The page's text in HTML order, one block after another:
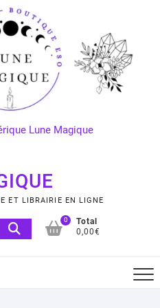
Lune Magique
ET LIBRAIRIE EN LIGNE
Recherche
:
0
Total
0,00€